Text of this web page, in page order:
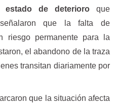
estado de deterioro que
que la falta de
riesgo permanente para la
el abandono de la traza
transitan diariamente por
que la situación afecta